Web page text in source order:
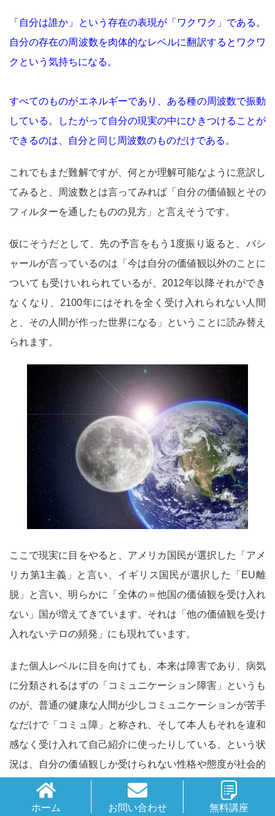
「自分は誰か」という存在の表現が「ワクワク」である。
自分の存在の周波数を肉体的なレベルに翻訳するとワクワ
クという気持ちになる。
すべてのものがエネルギーであり、ある種の周波数で振動
している。したがって自分の現実の中にひきつけることが
できるのは、自分と同じ周波数のものだけである。
これでもまだ難解ですが、何とか理解可能なように意訳し
てみると、周波数とは言ってみれば「自分の価値観とその
フィルターを通したものの見方」と言えそうです。
仮にそうだとして、先の予言をもう1度振り返ると、バシ
ャールが言っているのは「今は自分の価値観以外のことに
ついても受けいれられているが、2012年以降それができ
なくなり、2100年にはそれを全く受け入れられない人間
と、その人間が作った世界になる」ということに読み替え
られます。
ここで現実に目をやると、アメリカ国民が選択した「アメ
リカ第1主義」と言い、イギリス国民が選択した「EU離
脱」と言い、明らかに「全体の＝他国の価値観を受け入れ
ない」国が増えてきています。それは「他の価値観を受け
入れないテロの頻発」にも現れています。
また個人レベルに目を向けても、本来は障害であり、病気
に分類されるはずの「コミュニケーション障害」というも
のが、普通の健康な人間が少しコミュニケーションが苦手
なだけで「コミュ障」と称され、そして本人もそれを違和
感なく受け入れて自己紹介に使ったりしている、という状
況は、自分の価値観しか受けられない性格や態度が社会的
に認知され、肯定され始めている、ということだとも言え
ます。ホーム お問い合わせ 無料講座